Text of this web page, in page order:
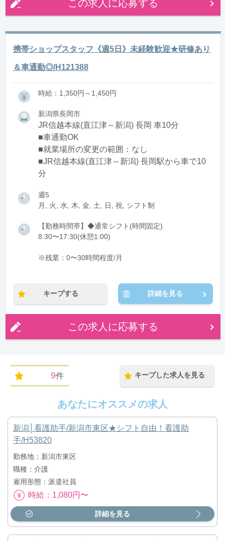
この求人に応募する
携帯ショップスタッフ《週5日》未経験歓迎★研修あり
＆車通勤◎/H121388
時給：1,350円～1,450円
新潟県長岡市
JR信越本線(直江津～新潟) 長岡 車10分
■車通勤OK
■就業場所の変更の範囲：なし
■JR信越本線(直江津～新潟) 長岡駅から車で10
分
週5
月, 火, 水, 木, 金, 土, 日, 祝, シフト制
【勤務時間帯】◆通常シフト(時間固定)
8:30〜17:30(休憩1:00)
※残業：0〜30時間程度/月
キープする 詳細を見る
この求人に応募する
9件 キープした求人を見る
あなたにオススメの求人
新潟│看護助手/新潟市東区★シフト自由！看護助
手/H53820
勤務地：新潟市東区
職種：介護
雇用形態：派遣社員
時給：1,080円〜
詳細を見る